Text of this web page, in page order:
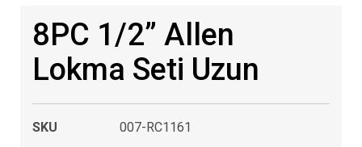
8PC 1/2” Allen
Lokma Seti Uzun
SKU
007-RC1161